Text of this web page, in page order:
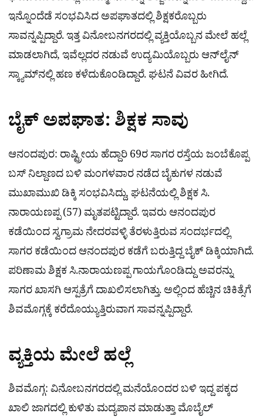
ಇನ್ನೊಂದೆಡೆ ಸಂಭವಿಸಿದ ಅಪಘಾತದಲ್ಲಿ ಶಿಕ್ಷಕರೊಬ್ಬರು
ಸಾವನ್ನಪ್ಪಿದ್ದಾರೆ. ಇತ್ತ ವಿನೋಬನಗರದಲ್ಲಿ ವ್ಯಕ್ತಿಯೊಬ್ಬನ ಮೇಲೆ ಹಲ್ಲೆ
ಮಾಡಲಾಗಿದೆ, ಇವೆಲ್ಲದರ ನಡುವೆ ಉದ್ಯಮಿಯೊಬ್ಬರು ಆನ್​ಲೈನ್​
ಸ್ಕ್ಯಾಮ್​ನಲ್ಲಿ ಹಣ ಕಳೆದುಕೊಂಡಿದ್ದಾರೆ. ಘಟನೆ ವಿವರ ಹೀಗಿದೆ.
ಬೈಕ್‌ ಅಪಘಾತ: ಶಿಕ್ಷಕ ಸಾವು
ಆನಂದಪುರ: ರಾಷ್ಟ್ರೀಯ ಹೆದ್ದಾರಿ 69ರ ಸಾಗರ ರಸ್ತೆಯ ಜಂಬೆಕೊಪ್ಪ
ಬಸ್ ನಿಲ್ದಾಣದ ಬಳಿ ಮಂಗಳವಾರ ನಡೆದ ಬೈಕುಗಳ ನಡುವೆ
ಮುಖಾಮುಖಿ ಡಿಕ್ಕಿ ಸಂಭವಿಸಿದ್ದು, ಘಟನೆಯಲ್ಲಿ ಶಿಕ್ಷಕ ಸಿ.
ನಾರಾಯಣಪ್ಪ (57) ಮೃತಪಟ್ಟಿದ್ದಾರೆ. ಇವರು ಆನಂದಪುರ
ಕಡೆಯಿಂದ ಸ್ವಗ್ರಾಮ ನೇದರವಳ್ಳಿ ತೆರಳುತ್ತಿರುವ ಸಂದರ್ಭದಲ್ಲಿ
ಸಾಗರ ಕಡೆಯಿಂದ ಆನಂದಪುರ ಕಡೆಗೆ ಬರುತ್ತಿದ್ದ ಬೈಕ್​ ಡಿಕ್ಕಿಯಾಗಿದೆ.
ಪರಿಣಾಮ ಶಿಕ್ಷಕ ಸಿ.ನಾರಾಯಣಪ್ಪ ಗಾಯಗೊಂಡಿದ್ದು ಅವರನ್ನು
ಸಾಗರ ಖಾಸಗಿ ಆಸ್ಪತ್ರೆಗೆ ದಾಖಲಿಸಲಾಗಿತ್ತು. ಅಲ್ಲಿಂದ ಹೆಚ್ಚಿನ ಚಿಕಿತ್ಸೆಗೆ
ಶಿವಮೊಗ್ಗಕ್ಕೆ ಕರೆದೊಯ್ಯುತ್ತಿರುವಾಗ ಸಾವನ್ನಪ್ಪಿದ್ದಾರೆ.
ವ್ಯಕ್ತಿಯ ಮೇಲೆ ಹಲ್ಲೆ
ಶಿವಮೊಗ್ಗ: ವಿನೋಬನಗರದಲ್ಲಿ ಮನೆಯೊಂದರ ಬಳಿ ಇದ್ದ ಪಕ್ಕದ
ಖಾಲಿ ಜಾಗದಲ್ಲಿ ಕುಳಿತು ಮದ್ಯಪಾನ ಮಾಡುತ್ತಾ ಮೊಬೈಲ್